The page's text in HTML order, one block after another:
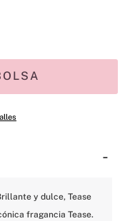
y dulce, Tease
fragancia Tease.